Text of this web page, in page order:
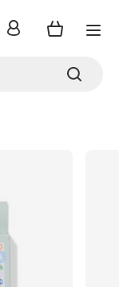
inloggen